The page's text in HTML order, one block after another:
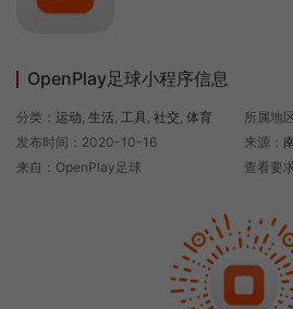
OpenPlay足球小程序信息
分类： 运动, 生活, 工具, 社交, 体育
发布时间：2020-10-16
来自：OpenPlay足球
所属地
来源：
查看要